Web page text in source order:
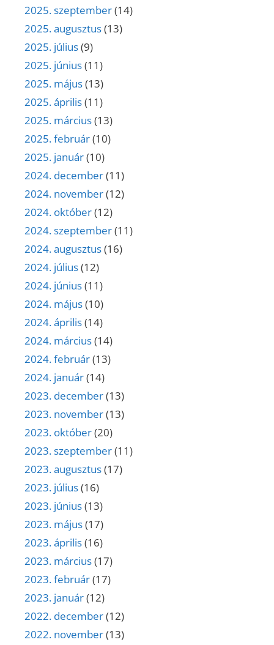
2025. szeptember(14)
2025. augusztus(13)
2025. július(9)
2025. június(11)
2025. május(13)
2025. április(11)
2025. március(13)
2025. február(10)
2025. január(10)
2024. december(11)
2024. november(12)
2024. október(12)
2024. szeptember(11)
2024. augusztus(16)
2024. július(12)
2024. június(11)
2024. május(10)
2024. április(14)
2024. március(14)
2024. február(13)
2024. január(14)
2023. december(13)
2023. november(13)
2023. október(20)
2023. szeptember(11)
2023. augusztus(17)
2023. július(16)
2023. június(13)
2023. május(17)
2023. április(16)
2023. március(17)
2023. február(17)
2023. január(12)
2022. december(12)
2022. november(13)